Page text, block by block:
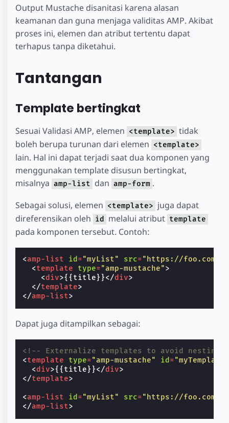
Output Mustache disanitasi karena alasan
keamanan dan guna menjaga validitas AMP. Akibat
proses ini, elemen dan atribut tertentu dapat
terhapus tanpa diketahui.
Tantangan
Template bertingkat
Sesuai Validasi AMP, elemen <template> tidak
boleh berupa turunan dari elemen <template>
lain. Hal ini dapat terjadi saat dua komponen yang
menggunakan template disusun bertingkat,
misalnya amp-list dan amp-form .
Sebagai solusi, elemen <template> juga dapat
direferensikan oleh id melalui atribut template
pada komponen tersebut. Contoh:
<amp-list id ="myList" src="https://foo.com/
<template type="amp-mustache">
<div>{{title}}</div>
</template>
</amp-list>
Dapat juga ditampilkan sebagai:
<!-- Externalize templates to avoid nesting.
<template type="amp-mustache" id =
<div>{{title}}</div>
</template>
<amp-list id ="myList" src="https://foo.com/
</amp-list>